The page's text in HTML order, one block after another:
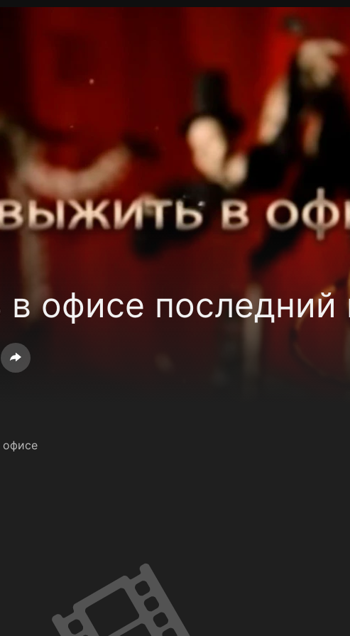
офисе последний
Для партнёров
каналы